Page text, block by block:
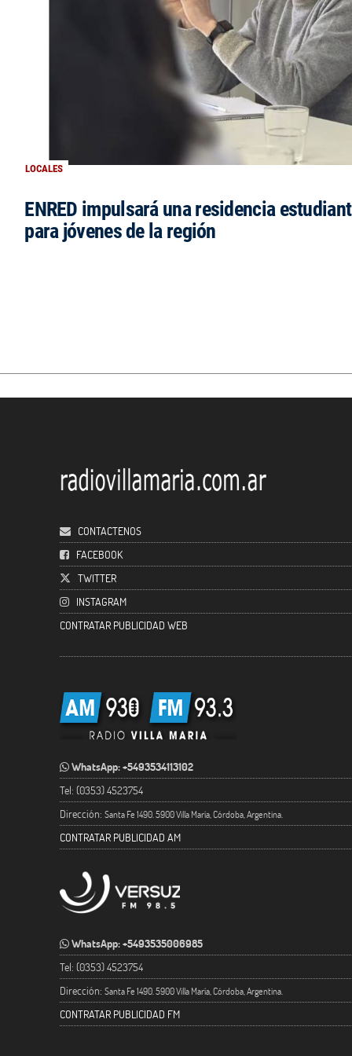
LOCALES
ENRED impulsará una residencia
para jóvenes de la región
CONTACTENOS
FACEBOOK
TWITTER
INSTAGRAM
CONTRATAR PUBLICIDAD WEB
WhatsApp: +5493534113102
Tel: (0353) 4523754
Dirección: Santa Fe 1490. 5900 Villa María, Córdoba, Argentina.
CONTRATAR PUBLICIDAD AM
WhatsApp: +5493535006985
Tel: (0353) 4523754
Dirección: Santa Fe 1490. 5900 Villa María, Córdoba, Argentina.
CONTRATAR PUBLICIDAD FM